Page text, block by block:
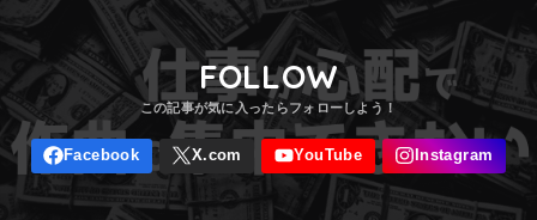
FOLLOW